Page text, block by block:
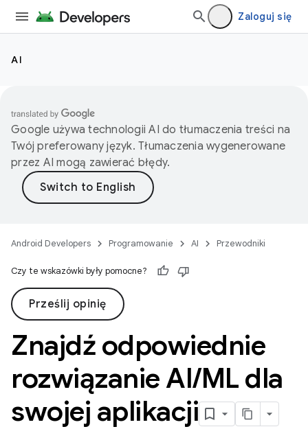
Zaloguj się
AI
Google używa technologii AI do tłumaczenia treści na
Twój preferowany język. Tłumaczenia wygenerowane
przez AI mogą zawierać błędy.
Android Developers Programowanie AI Przewodniki
Czy te wskazówki były pomocne?
Prześlij opinię
Znajdź odpowiednie
rozwiązanie AI/ML dla
swojej aplikacji